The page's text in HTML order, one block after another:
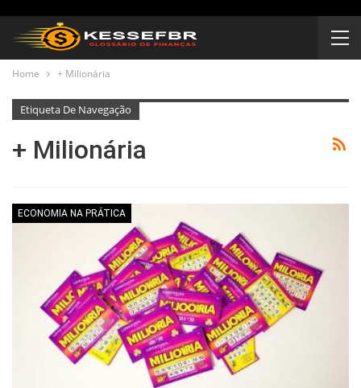
Home + Milionária
Etiqueta De Navegação
+ Milionária
ECONOMIA NA PRÁTICA